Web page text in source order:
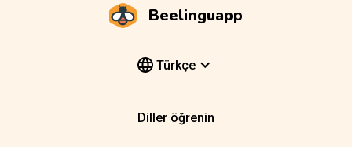
Beelinguapp
Türkçe
Diller öğrenin